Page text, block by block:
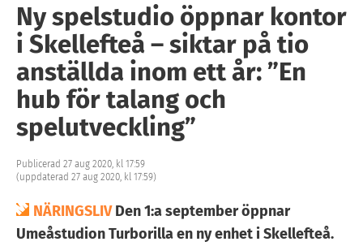
Ny spelstudio öppnar kontor
i Skellefteå – siktar på tio
anställda inom ett år: ”En
hub för talang och
spelutveckling”
Publicerad 27 aug 2020, kl 17:59
(uppdaterad 27 aug 2020, kl 17:59)
NÄRINGSLIVDen 1:a september öppnar
Umeåstudion Turborilla en ny enhet i Skellefteå.